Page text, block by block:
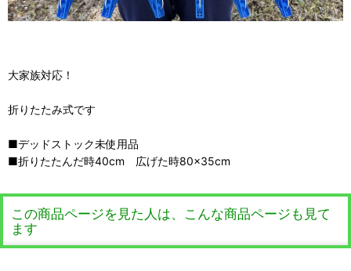
大家族対応！
折りたたみ式です
■デッドストック未使用品
■折りたたんだ時40cm 広げた時80×35cm
この商品ページを見た人は、こんな商品ページも見て
ます